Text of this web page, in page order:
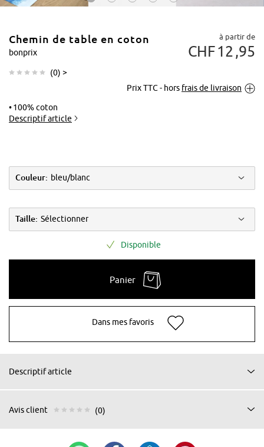
Tapoter pour
Chemin de table en coton
bonprix
(0) >
à partir de
CHF12 95
Prix TTC - hors frais de livraison
100% coton
Descriptif article
Couleur: bleu/blanc
Taille: Sélectionner
Disponible
Panier
Dans mes favoris
Descriptif article
Avis client (0)